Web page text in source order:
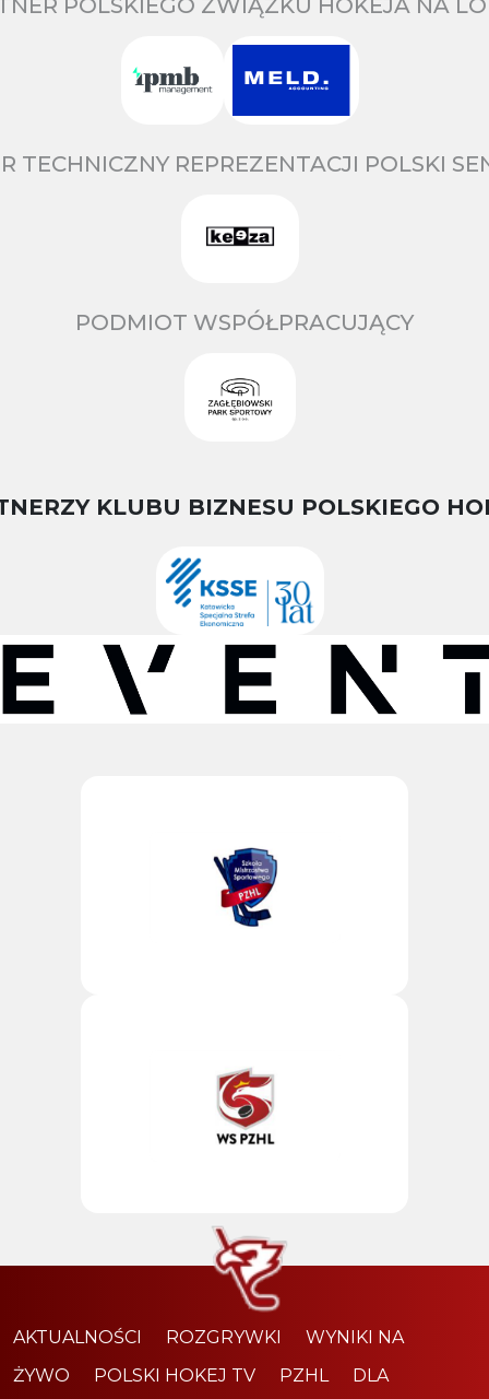
POLSKIEGO ZWIĄZKU HOKEJA NA
TECHNICZNY REPREZENTACJI POLSKI
PODMIOT WSPÓŁPRACUJĄCY
KLUBU BIZNESU POLSKIEGO
AKTUALNOŚCI ROZGRYWKI
WYNIKI NA
ŻYWO
POLSKI HOKEJ TV PZHL DLA